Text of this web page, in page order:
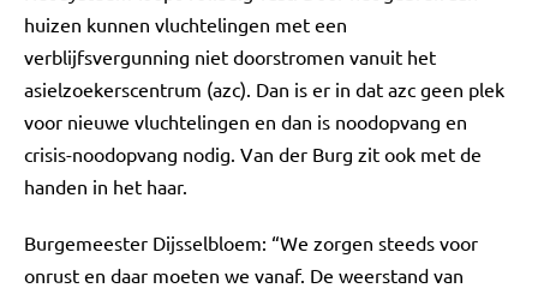
huizen kunnen vluchtelingen met een
verblijfsvergunning niet doorstromen vanuit het
asielzoekerscentrum (azc). Dan is er in dat azc geen plek
voor nieuwe vluchtelingen en dan is noodopvang en
crisis-noodopvang nodig. Van der Burg zit ook met de
handen in het haar.
Burgemeester Dijsselbloem: “We zorgen steeds voor
onrust en daar moeten we vanaf. De weerstand van